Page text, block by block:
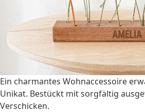
Ein charmantes Wohnaccessoire
Unikat. Bestückt mit sorgfältig
Verschicken.